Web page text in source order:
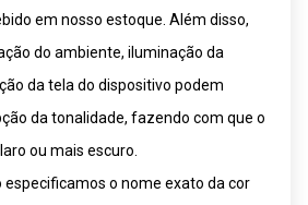
em nosso estoque. Além disso,
do ambiente, iluminação da
da tela do dispositivo podem
da tonalidade, fazendo com que o
ou mais escuro.
especificamos o nome exato da cor